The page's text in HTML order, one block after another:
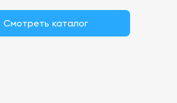
Смотреть каталог